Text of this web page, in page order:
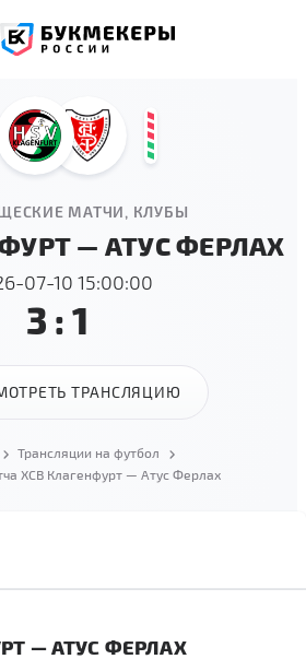
МАТЧИ, КЛУБЫ
— АТУС ФЕРЛАХ
07-10 15:00:00
3:1
ТРАНСЛЯЦИЮ
Трансляции на футбол
ХСВ Клагенфурт — Атус Ферлах
— АТУС ФЕРЛАХ